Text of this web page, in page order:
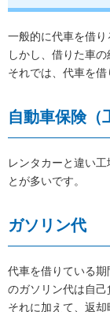
一般的に代車を借り
しかし、借りた車の
それでは、代車を借
自動車保険（
レンタカーと違い
とが多いです。
ガソリン代
代車を借りている
のガソリン代は自己
それに加えて、返却